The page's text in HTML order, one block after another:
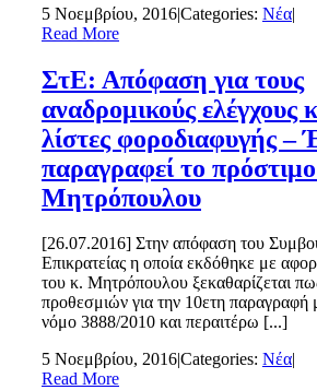
5 Νοεμβρίου, 2016|Categories: Νέα|
Read More
ΣτΕ: Απόφαση για τους
αναδρομικούς ελέγχους
λίστες φοροδιαφυγής –
παραγραφεί το
Μητρόπουλου
[26.07.2016] Στην απόφαση του
Επικρατείας η οποία εκδόθηκε με
του κ. Μητρόπουλου ξεκαθαρίζεται
προθεσμιών για την 10ετη παραγραφή
νόμο 3888/2010 και περαιτέρω [...]
5 Νοεμβρίου, 2016|Categories: Νέα|
Read More